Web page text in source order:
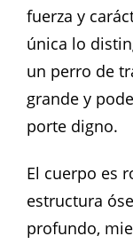
fuerza y
única lo
un perro de
grande y
porte digno.
El cuerpo es
estructura
profundo,